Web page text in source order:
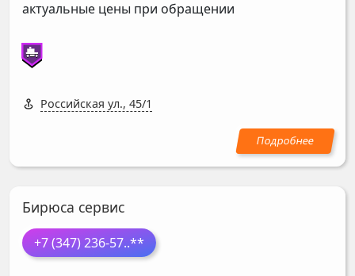
актуальные цены при обращении
Российская ул., 45/1
Бирюса сервис
+7 (347) 236-57..**